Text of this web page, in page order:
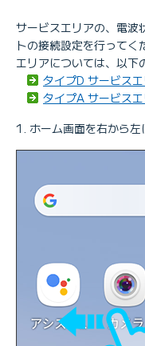
サービスエリアの、電波
トの接続設定を行ってく
エリアについては、以下
タイプD サービス
タイプA サービスエ
ホーム画面を右から左